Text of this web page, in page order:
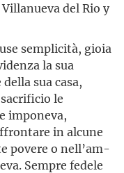
del Rio y
semplicità, gioia
la sua
sua casa,
le
imponeva,
in alcune
povere o nell’am­
Sempre fedele